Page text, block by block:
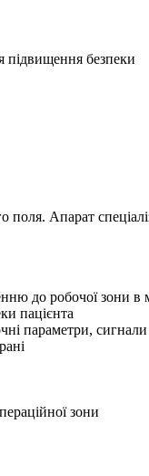
підвищення безпеки
Апарат
до робочої зони
пацієнта
параметри, сигнали
зони